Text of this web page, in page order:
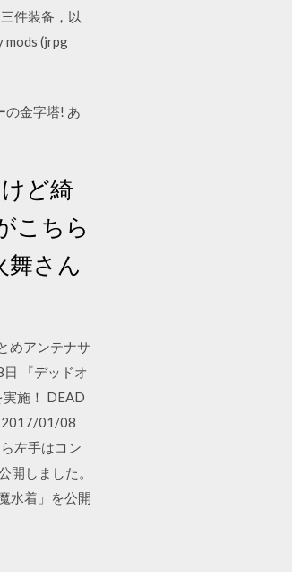
件装备，以
mods (jrpg
の金字塔! あ
ど綺
こちら
舞さん
めアンテナサ
『デッドオ
施！ DEAD
2017/01/08
左手はコン
開しました。
水着」を公開